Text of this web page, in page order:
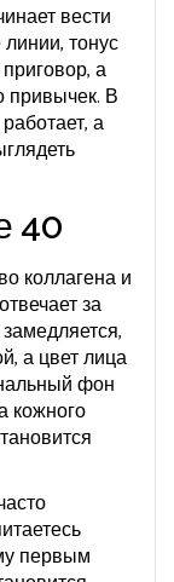
вести
тонус
а
привычек. В
а
40
коллагена и
за
а цвет лица
фон
кожного
первым